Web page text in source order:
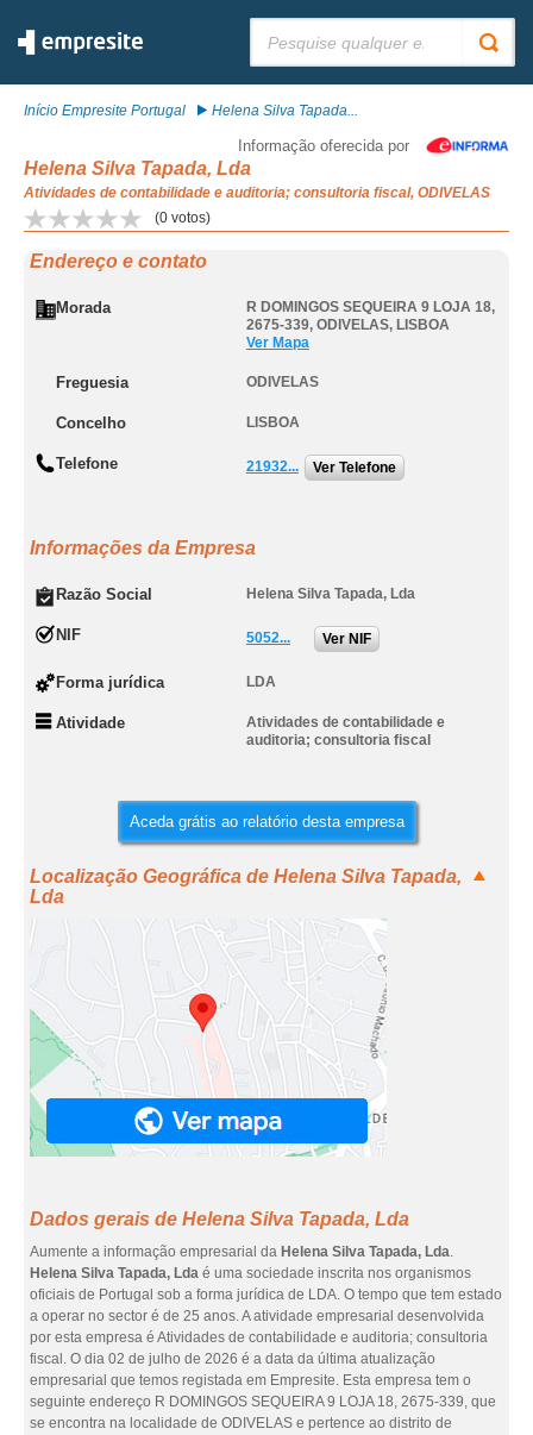
Início Empresite Portugal Helena Silva Tapada...
Informação oferecida por
Helena Silva Tapada, Lda
Atividades de contabilidade e auditoria; consultoria fiscal, ODIVELAS
(0 votos)
Endereço e contato
Morada
R DOMINGOS SEQUEIRA 9 LOJA 18,
2675-339, ODIVELAS, LISBOA
Ver Mapa
Freguesia ODIVELAS
Concelho LISBOA
Telefone 21932... Ver Telefone
Informações da Empresa
Razão Social Helena Silva Tapada, Lda
NIF 5052... Ver NIF
Forma jurídica LDA
Atividade
Atividades de contabilidade e
auditoria; consultoria fiscal
Aceda grátis ao relatório desta empresa
Localização Geográfica de Helena Silva Tapada,
Lda
Dados gerais de Helena Silva Tapada, Lda
Aumente a informação empresarial da Helena Silva Tapada, Lda.
Helena Silva Tapada, Lda é uma sociedade inscrita nos organismos
oficiais de Portugal sob a forma jurídica de LDA. O tempo que tem estado
a operar no sector é de 25 anos. A atividade empresarial desenvolvida
por esta empresa é Atividades de contabilidade e auditoria; consultoria
fiscal. O dia 02 de julho de 2026 é a data da última atualização
empresarial que temos registada em Empresite. Esta empresa tem o
seguinte endereço R DOMINGOS SEQUEIRA 9 LOJA 18, 2675-339, que
se encontra na localidade de ODIVELAS e pertence ao distrito de